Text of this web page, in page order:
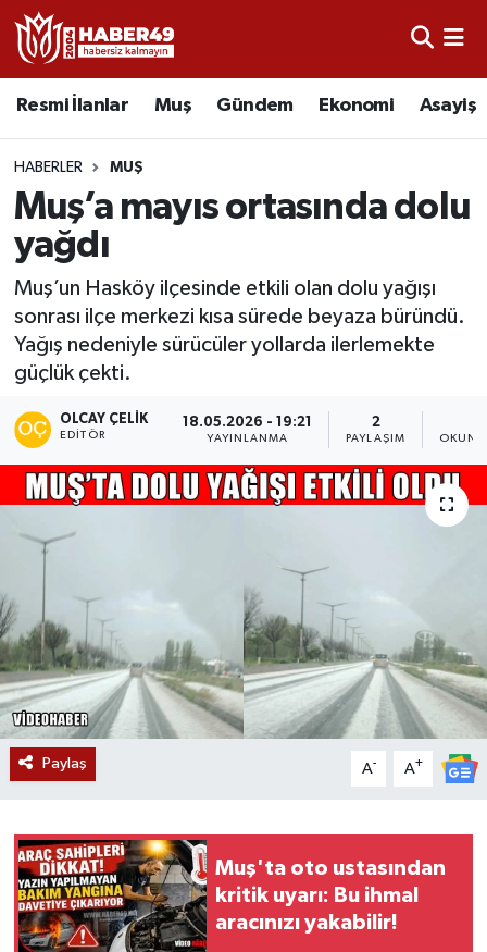
Resmi İlanlar Muş Gündem Ekonomi Asayiş
HABERLER MUŞ
Muş’a mayıs ortasında dolu
yağdı
Muş’un Hasköy ilçesinde etkili olan dolu yağışı
sonrası ilçe merkezi kısa sürede beyaza büründü.
Yağış nedeniyle sürücüler yollarda ilerlemekte
güçlük çekti.
OLCAY ÇELIK
EDITÖR
18.05.2026 - 19:21
YAYINLANMA
2
PAYLAŞIM
Paylaş A- A+
Muş'ta oto ustasından
kritik uyarı: Bu ihmal
aracınızı yakabilir!
Resmi İlanlar
Asayiş
Bölge
Eğitim
Ekonomi
Sağlık
Gündem
Spor
Kültür Sanat
Muş
Hasköy
Bulanık
Malazgirt
Uşak Nöbetçi Eczaneler
Uşak Hava Durumu
Uşak Namaz Vakitleri
Uşak Trafik Yoğunluk Haritası
TFF 2.Lig Kırmızı Grup Puan Durumu ve Fikstür
Tüm Manşetler
Son Dakika Haberleri
Haber Arşivi